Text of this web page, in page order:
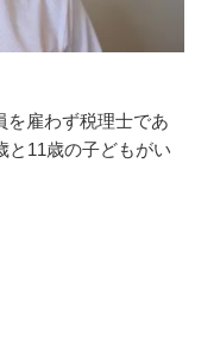
を雇わず税理士であ
と11歳の子どもがい